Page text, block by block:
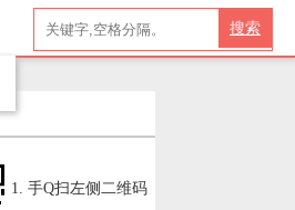
搜索
手Q扫左侧二维码